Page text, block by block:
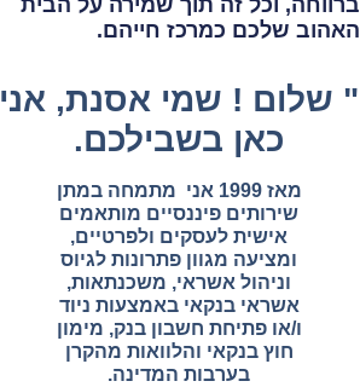
ברווחה, וכל זה תוך שמירה על הבית
האהוב שלכם כמרכז חייהם.
" שלום ! שמי אסנת, אני
כאן בשבילכם.
מאז 1999 אני מתמחה במתן
שירותים פיננסיים מותאמים
אישית לעסקים ולפרטיים,
ומציעה מגוון פתרונות לגיוס
וניהול אשראי, משכנתאות,
אשראי בנקאי באמצעות ניוד
ו/או פתיחת חשבון בנק, מימון
חוץ בנקאי והלוואות מהקרן
בערבות המדינה.